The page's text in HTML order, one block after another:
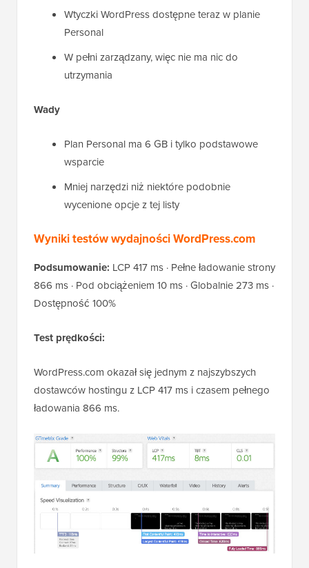
Wtyczki WordPress dostępne teraz w planie
Personal
W pełni zarządzany, więc nie ma nic do
utrzymania
Wady
Plan Personal ma 6 GB i tylko podstawowe
wsparcie
Mniej narzędzi niż niektóre podobnie
wycenione opcje z tej listy
Wyniki testów wydajności WordPress.com
Podsumowanie: LCP 417 ms · Pełne ładowanie strony
866 ms · Pod obciążeniem 10 ms · Globalnie 273 ms ·
Dostępność 100%
Test prędkości:
WordPress.com okazał się jednym z najszybszych
dostawców hostingu z LCP 417 ms i czasem pełnego
ładowania 866 ms.